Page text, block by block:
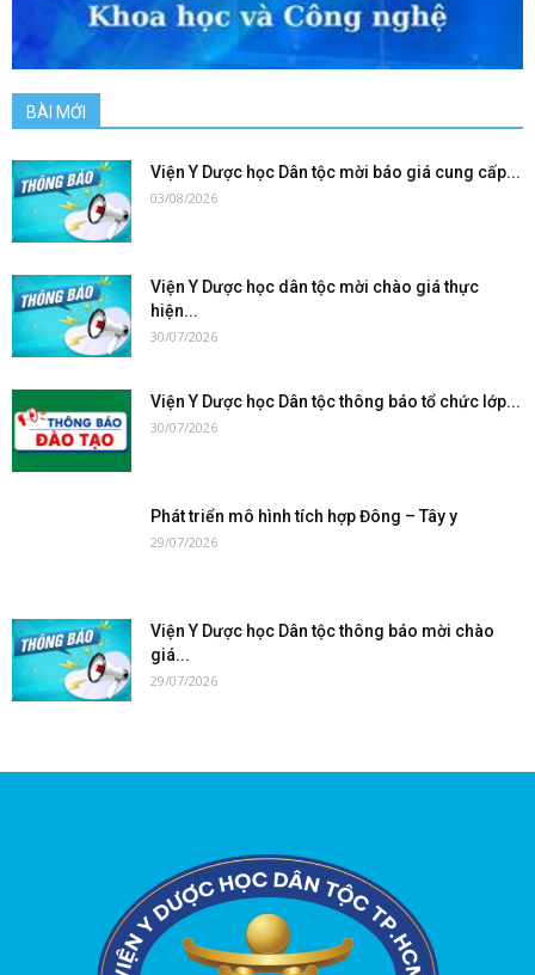
BÀI MỚI
Viện Y Dược học Dân tộc mời báo giá cung cấp...
03/08/2026
Viện Y Dược học dân tộc mời chào giá thực
hiện...
30/07/2026
Viện Y Dược học Dân tộc thông báo tổ chức lớp...
30/07/2026
Phát triển mô hình tích hợp Đông – Tây y
29/07/2026
Viện Y Dược học Dân tộc thông báo mời chào
giá...
29/07/2026